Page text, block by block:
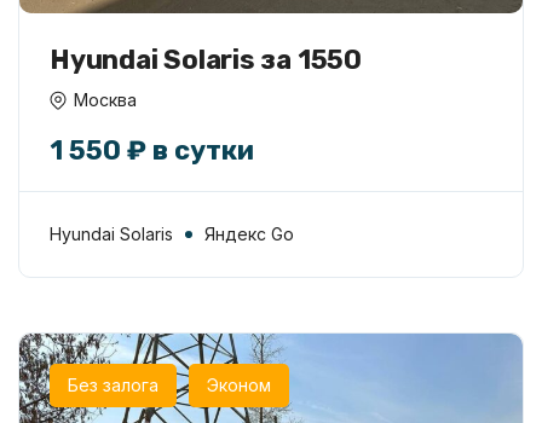
Hyundai Solaris за 1550
Москва
1 550 ₽ в сутки
Hyundai Solaris Яндекс Go
Без залога Эконом